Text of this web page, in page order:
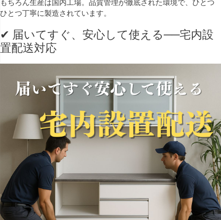
もちろん生産は国内工場。品質管理が徹底された環境で、ひとつ
ひとつ丁寧に製造されています。
✔ 届いてすぐ、安心して使える──宅内設
置配送対応